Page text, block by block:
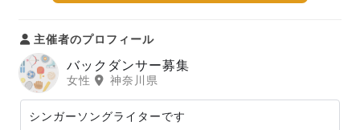
主催者のプロフィール
バックダンサー募集
女性 神奈川県
シンガーソングライターです